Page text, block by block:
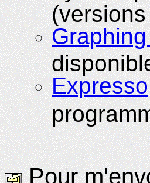
Expresso
Pour